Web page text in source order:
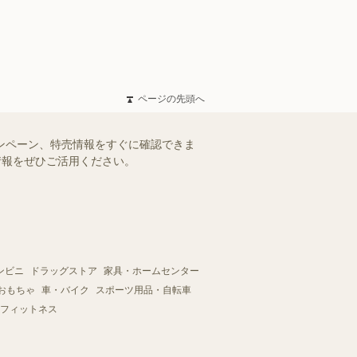
ページの先頭へ
ーン、特売情報をすぐに確認できま
をぜひご活用ください。
ビニ ドラッグストア
家具・ホームセンター
もちゃ
車・バイク
スポーツ用品・自転車
ィットネス